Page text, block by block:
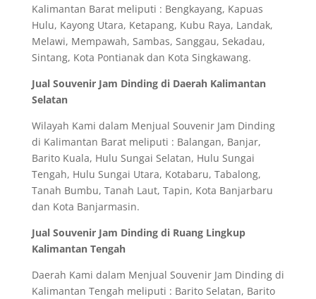
Kalimantan Barat meliputi : Bengkayang, Kapuas
Hulu, Kayong Utara, Ketapang, Kubu Raya, Landak,
Melawi, Mempawah, Sambas, Sanggau, Sekadau,
Sintang, Kota Pontianak dan Kota Singkawang.
Jual Souvenir Jam Dinding di Daerah Kalimantan
Selatan
Wilayah Kami dalam Menjual Souvenir Jam Dinding
di Kalimantan Barat meliputi : Balangan, Banjar,
Barito Kuala, Hulu Sungai Selatan, Hulu Sungai
Tengah, Hulu Sungai Utara, Kotabaru, Tabalong,
Tanah Bumbu, Tanah Laut, Tapin, Kota Banjarbaru
dan Kota Banjarmasin.
Jual Souvenir Jam Dinding di Ruang Lingkup
Kalimantan Tengah
Daerah Kami dalam Menjual Souvenir Jam Dinding di
Kalimantan Tengah meliputi : Barito Selatan, Barito